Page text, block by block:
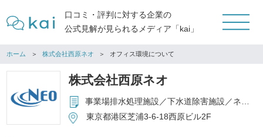
口コミ・評判に対する企業の
公式見解が見られるメディア「kai」
ホーム 株式会社西原ネオ オフィス環境について
株式会社西原ネオ
事業場排水処理施設／下水道除害施設／ネオ浄化槽／小規模汚水処理装置／ 農業・漁業集落排水処理施設／関連機器等を含む設計・製造・販売・施工・維持管理／ プラントエンジニアリング全般
東京都港区芝浦3-6-18西原ビル2F